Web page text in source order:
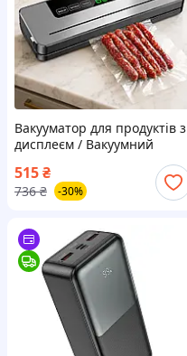
Вакууматор для продуктів з
дисплеєм / Вакуумний
Кухонний вакууматор для
м'яса
515₴
736 ₴ -30%